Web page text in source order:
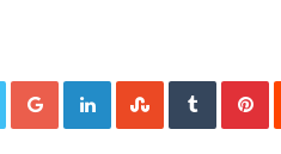
Twitter Google+ LinkedIn StumbleUpon Tumblr